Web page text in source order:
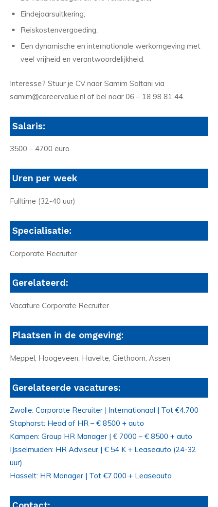
Eindejaarsuitkering;
Reiskostenvergoeding;
Een dynamische en internationale werkomgeving met
veel vrijheid en verantwoordelijkheid.
Interesse? Stuur je CV naar Samim Soltani via
samim@careervalue.nl of bel naar 06 – 18 98 81 44.
Salaris:
3500 – 4700 euro
Uren per week
Fulltime (32-40 uur)
Specialisatie:
Corporate Recruiter
Gerelateerd:
Vacature Corporate Recruiter
Plaatsen in de omgeving:
Meppel, Hoogeveen, Havelte, Giethoorn, Assen
Gerelateerde vacatures:
Zwolle: Corporate Recruiter | Internationaal | Tot €4.700
Staphorst: Head of HR – € 8500 + auto
Kampen: Group HR Manager | € 7000 – € 8500 + auto
IJsselmuiden: HR Adviseur | € 54 K + Leaseauto (24-32
uur)
Hasselt: HR Manager | Tot €7.000 + Leaseauto